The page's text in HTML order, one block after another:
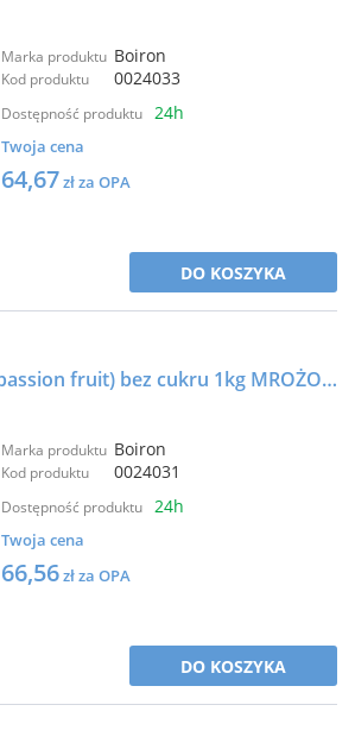
Marka produktu Boiron
Kod produktu 0024033
Dostępność produktu 24h
Twoja cena
64,67zł za OPA
DO KOSZYKA
Puree Marakuja (passion fruit) bez cukru 1kg MROŻONE - BOIRON
Marka produktu Boiron
Kod produktu 0024031
Dostępność produktu 24h
Twoja cena
66,56zł za OPA
DO KOSZYKA